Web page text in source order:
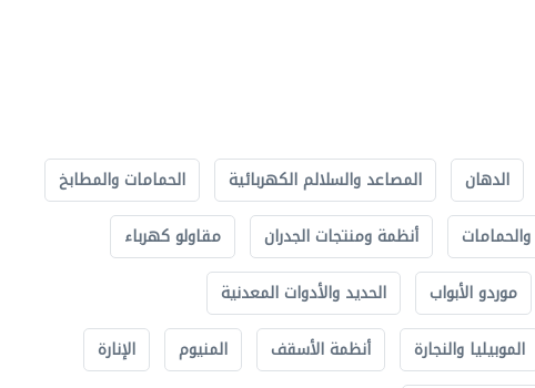
الدهان المصاعد والسلالم الكهربائية
الحمامات والمطابخ
أنظمة ومنتجات الجدران
مقاولو كهرباء
موردو الأبواب
الحديد والأدوات المعدنية
الموبيليا والنجارة أنظمة الأسقف المنيوم
الإنارة